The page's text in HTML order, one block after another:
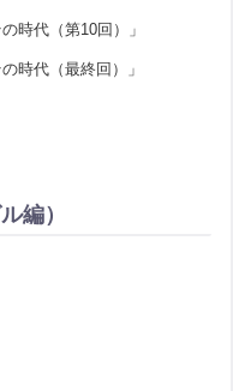
時代（第10回）」
時代（最終回）」
編）